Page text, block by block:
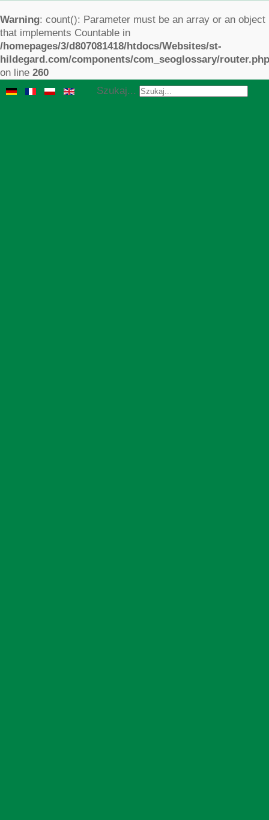
Warning: count(): Parameter must be an array or an object
that implements Countable in
/homepages/3/d807081418/htdocs/Websites/st-
hildegard.com/components/com_seoglossary/router.php
on line 260
Szukaj...